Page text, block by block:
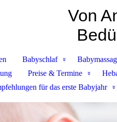
Von
Babyschlaf
Preise & Termine
für das erste Babyjahr